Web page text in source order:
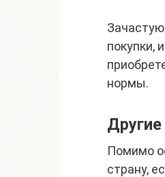
покупки,
нормы.
Помимо
страну,